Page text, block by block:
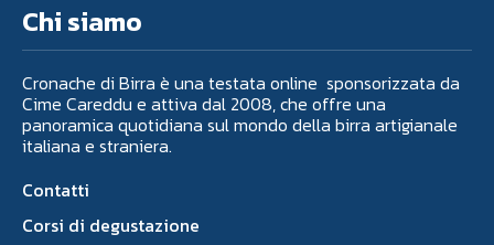
Chi siamo
Cronache di Birra è una testata online sponsorizzata da
Cime Careddu e attiva dal 2008, che offre una
panoramica quotidiana sul mondo della birra artigianale
italiana e straniera.
Contatti
Corsi di degustazione